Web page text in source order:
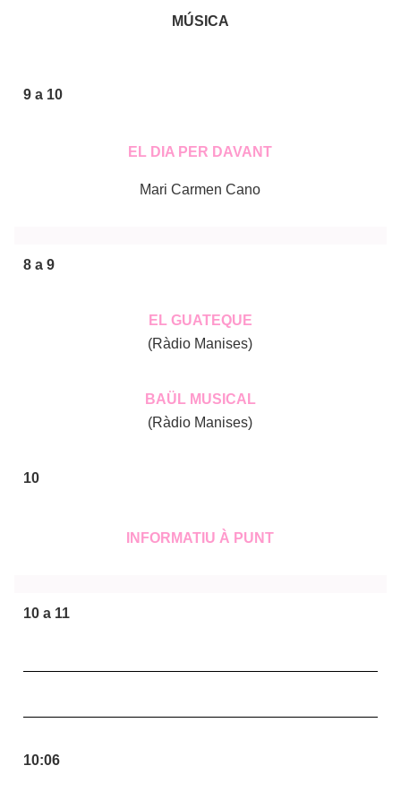
MÚSICA
9 a 10
EL DIA PER DAVANT
Mari Carmen Cano
8 a 9
EL GUATEQUE
(Ràdio Manises)
BAÜL MUSICAL
(Ràdio Manises)
10
INFORMATIU À PUNT
10 a 11
10:06